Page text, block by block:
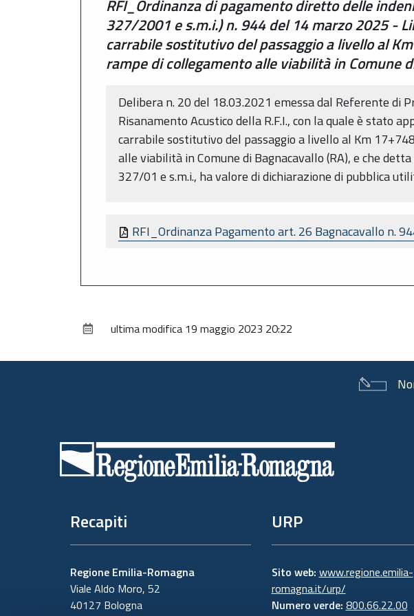
RFI_Ordinanza di pagamento diretto delle
327/2001 e s.m.i.) n. 944 del 14 marzo 2025 -
carrabile sostitutivo del passaggio a livello al
rampe di collegamento alle viabilità in Comune
Delibera n. 20 del 18.03.2021 emessa dal Referente di
Risanamento Acustico della R.F.I., con la quale è
carrabile sostitutivo del passaggio a livello al Km
alle viabilità in Comune di Bagnacavallo (RA), e che
327/01 e s.m.i., ha valore di dichiarazione di pubblica
RFI_Ordinanza Pagamento art. 26 Bagnacavallo n.
ultima modifica 19 maggio 2023 20:22
Recapiti
Regione Emilia-Romagna
Viale Aldo Moro, 52
40127 Bologna
URP
Sito web: www.regione.emilia-
romagna.it/urp/
Numero verde: 800.66.22.00